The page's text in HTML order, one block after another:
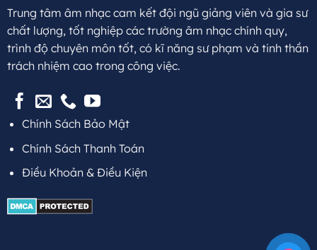
Trung tâm âm nhạc cam kết đội ngũ giảng viên và gia sư
chất lượng, tốt nghiệp các trường âm nhạc chính quy,
trình độ chuyên môn tốt, có kĩ năng sư phạm và tinh thần
trách nhiệm cao trong công việc.
Chính Sách Bảo Mật
Chính Sách Thanh Toán
Điều Khoản & Điều Kiện